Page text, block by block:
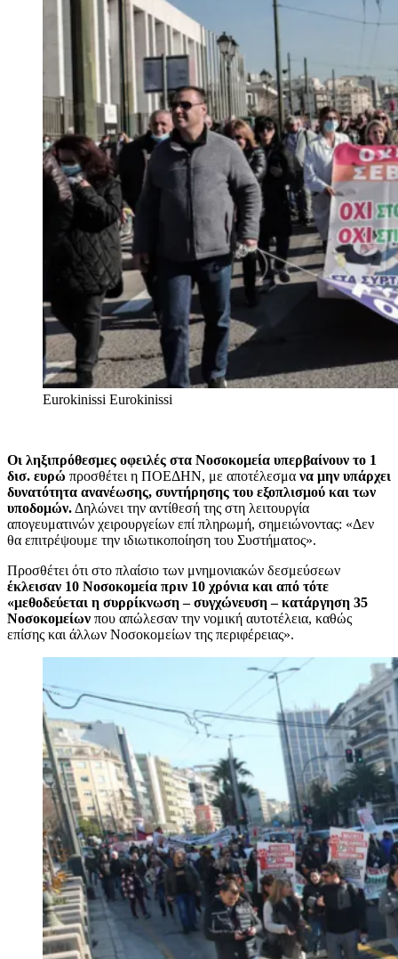
Eurokinissi Eurokinissi
Οι ληξιπρόθεσμες οφειλές στα Νοσοκομεία υπερβαίνουν το 1
δισ. ευρώ προσθέτει η ΠΟΕΔΗΝ, με αποτέλεσμα να μην υπάρχει
δυνατότητα ανανέωσης, συντήρησης του εξοπλισμού και των
υποδομών. Δηλώνει την αντίθεσή της στη λειτουργία
απογευματινών χειρουργείων επί πληρωμή, σημειώνοντας: «Δεν
θα επιτρέψουμε την ιδιωτικοποίηση του Συστήματος».
Προσθέτει ότι στο πλαίσιο των μνημονιακών δεσμεύσεων
έκλεισαν 10 Νοσοκομεία πριν 10 χρόνια και από τότε
«μεθοδεύεται η συρρίκνωση – συγχώνευση – κατάργηση 35
Νοσοκομείων που απώλεσαν την νομική αυτοτέλεια, καθώς
επίσης και άλλων Νοσοκομείων της περιφέρειας».